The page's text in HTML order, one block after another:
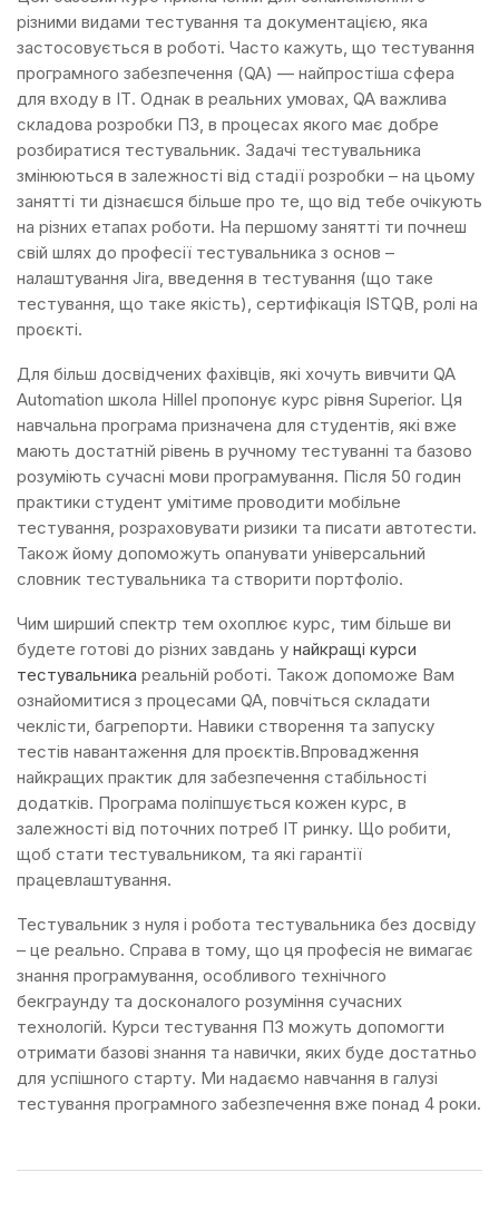
різними видами тестування та документацією, яка
застосовується в роботі. Часто кажуть, що тестування
програмного забезпечення (QA) — найпростіша сфера
для входу в ІТ. Однак в реальних умовах, QA важлива
складова розробки ПЗ, в процесах якого має добре
розбиратися тестувальник. Задачі тестувальника
змінюються в залежності від стадії розробки – на цьому
занятті ти дізнаєшся більше про те, що від тебе очікують
на різних етапах роботи. На першому занятті ти почнеш
свій шлях до професії тестувальника з основ –
налаштування Jira, введення в тестування (що таке
тестування, що таке якість), сертифікація ISTQB, ролі на
проєкті.
Для більш досвідчених фахівців, які хочуть вивчити QA
Automation школа Hillel пропонує курс рівня Superior. Ця
навчальна програма призначена для студентів, які вже
мають достатній рівень в ручному тестуванні та базово
розуміють сучасні мови програмування. Після 50 годин
практики студент умітиме проводити мобільне
тестування, розраховувати ризики та писати автотести.
Також йому допоможуть опанувати універсальний
словник тестувальника та створити портфоліо.
Чим ширший спектр тем охоплює курс, тим більше ви
будете готові до різних завдань у найкращі курси
тестувальника реальній роботі. Також допоможе Вам
ознайомитися з процесами QA, повчіться складати
чеклісти, багрепорти. Навики створення та запуску
тестів навантаження для проєктів.Впровадження
найкращих практик для забезпечення стабільності
додатків. Програма поліпшується кожен курс, в
залежності від поточних потреб IT ринку. Що робити,
щоб стати тестувальником, та які гарантії
працевлаштування.
Тестувальник з нуля і робота тестувальника без досвіду
– це реально. Справа в тому, що ця професія не вимагає
знання програмування, особливого технічного
бекграунду та досконалого розуміння сучасних
технологій. Курси тестування ПЗ можуть допомогти
отримати базові знання та навички, яких буде достатньо
для успішного старту. Ми надаємо навчання в галузі
тестування програмного забезпечення вже понад 4 роки.